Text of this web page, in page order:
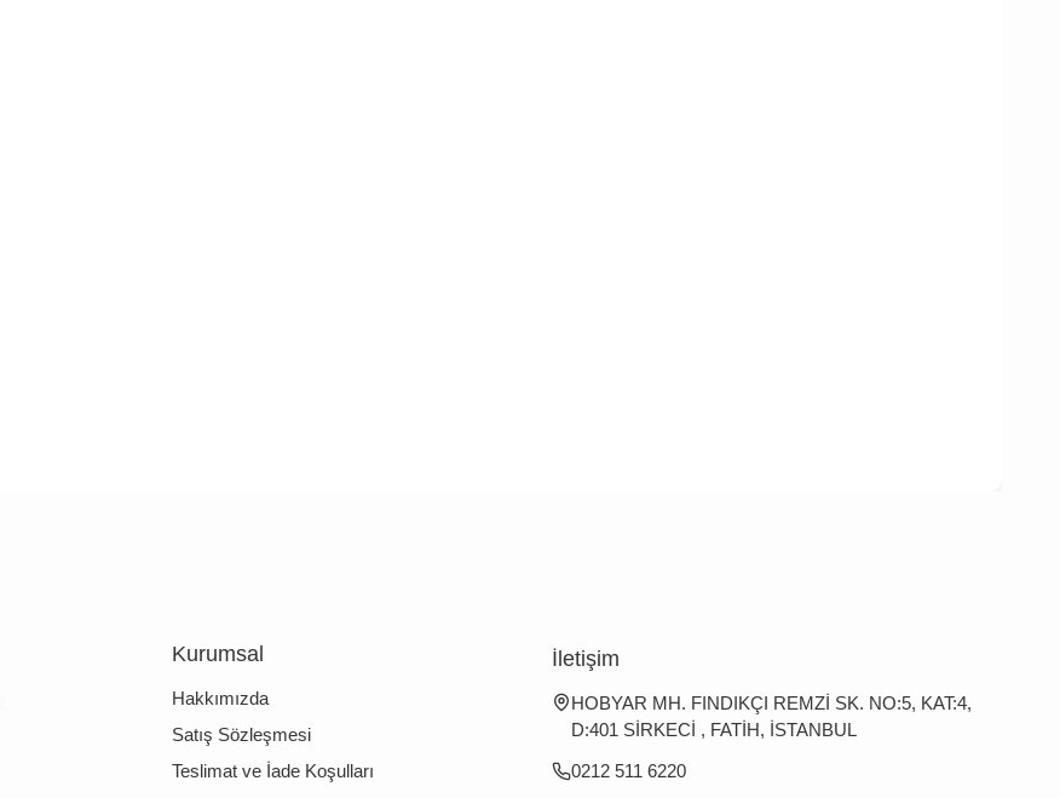
Kurumsal
Hakkımızda
Satış Sözleşmesi
Teslimat ve İade Koşulları
İletişim
HOBYAR MH. FINDIKÇI REMZİ SK. NO:5, KAT:4,
D:401 SİRKECİ , FATİH, İSTANBUL
0212 511 6220